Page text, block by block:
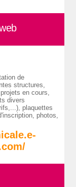
de
structures,
en cours,
divers
plaquettes
photos,